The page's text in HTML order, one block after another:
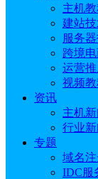
主机
建站
服务
跨境
运营
视频
资讯
主机新
行业新
专题
域名
IDC服
1、从货代
入芒果店长ERP
1.1、新建文